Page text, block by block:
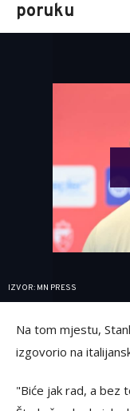
poruku
IZVOR: MN PRESS
Na tom mjestu,
izgovorio na
"Biće jak rad, a bez